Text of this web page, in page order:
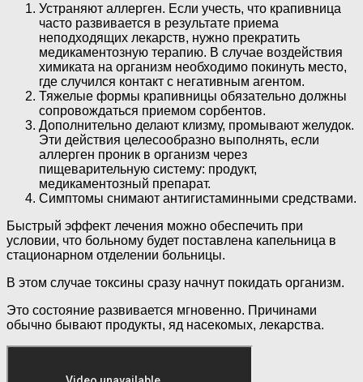
Устраняют аллерген. Если учесть, что крапивница
часто развивается в результате приема
неподходящих лекарств, нужно прекратить
медикаментозную терапию. В случае воздействия
химиката на организм необходимо покинуть место,
где случился контакт с негативным агентом.
Тяжелые формы крапивницы обязательно должны
сопровождаться приемом сорбентов.
Дополнительно делают клизму, промывают желудок.
Эти действия целесообразно выполнять, если
аллерген проник в организм через
пищеварительную систему: продукт,
медикаментозный препарат.
Симптомы снимают антигистаминными средствами.
Быстрый эффект лечения можно обеспечить при
условии, что больному будет поставлена капельница в
стационарном отделении больницы.
В этом случае токсины сразу начнут покидать организм.
Это состояние развивается мгновенно. Причинами
обычно бывают продукты, яд насекомых, лекарства.